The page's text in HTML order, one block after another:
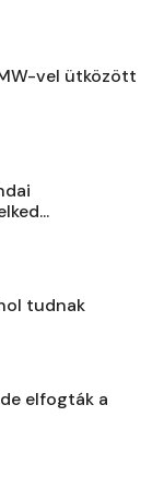
vel ütközött
tudnak
elfogták a